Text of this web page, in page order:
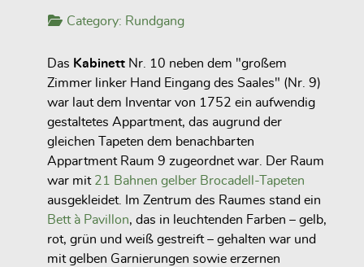
Category: Rundgang
Das Kabinett Nr. 10 neben dem "großem
Zimmer linker Hand Eingang des Saales" (Nr. 9)
war laut dem Inventar von 1752 ein aufwendig
gestaltetes Appartment, das augrund der
gleichen Tapeten dem benachbarten
Appartment Raum 9 zugeordnet war. Der Raum
war mit 21 Bahnen gelber Brocadell-Tapeten
ausgekleidet. Im Zentrum des Raumes stand ein
Bett à Pavillon, das in leuchtenden Farben – gelb,
rot, grün und weiß gestreift – gehalten war und
mit gelben Garnierungen sowie erzernen